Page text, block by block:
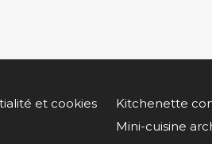
et cookies
Kitchenette
Mini-cuisine